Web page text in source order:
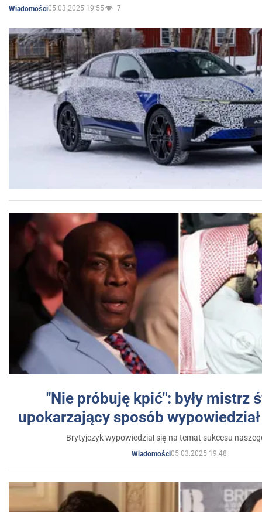
Wiadomości05.03.2025 19:55 7
"Nie próbuję kpić": były mistrz
upokarzający sposób
Brytyjczyk wypowiedział się na temat sukcesu
Wiadomości05.03.2025 19:48